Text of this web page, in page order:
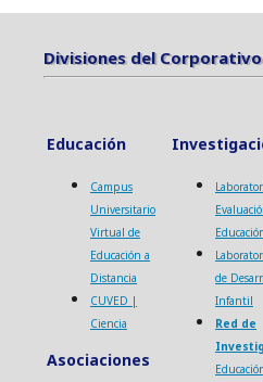
Divisiones del Corporativo
Divisiones del Corporativo
Educación
Campus
Universitario
Virtual de
Educación a
Distancia
CUVED |
Ciencia
Asociaciones
de
Infantil
Red de